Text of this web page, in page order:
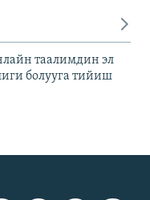
таалимдин эл
болууга тийиш